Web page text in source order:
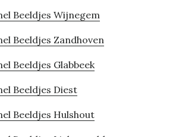
Beeldjes Wijnegem
Beeldjes Zandhoven
Beeldjes Glabbeek
Beeldjes Diest
Beeldjes Hulshout